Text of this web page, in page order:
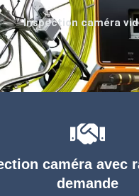
caméra avec
demande
Inspection caméra